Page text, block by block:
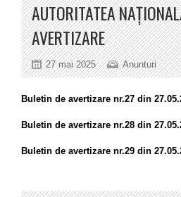
AUTORITATEA
AVERTIZARE
27 mai 2025 Anunturi
Buletin de avertizare nr.27 din
Buletin de avertizare nr.28 din
Buletin de avertizare nr.29 din